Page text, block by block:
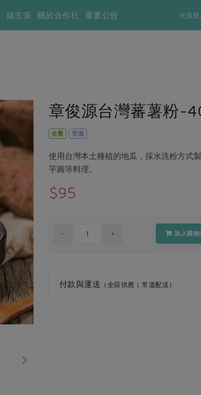
社員登
綠主張 關於合作社 重要公告
章俊源台灣蕃薯粉-
全素 常溫
使用台灣本土種植的地瓜，採水洗粉方式
芋圓等料理。
$95
加入購物
付款與運送 （全區供應 | 常溫配送）